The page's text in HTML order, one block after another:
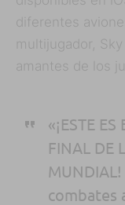
diferentes
multijugador,
amantes de los
«¡ESTE
FINAL DE
combates